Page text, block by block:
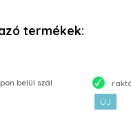
termékek:
belül szállítjuk
ÚJ